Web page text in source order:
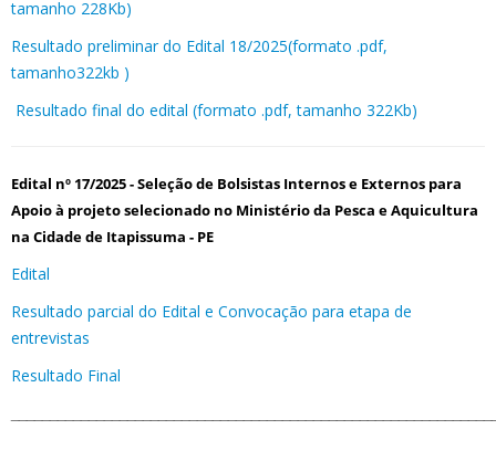
tamanho 228Kb)
Resultado preliminar do Edital 18/2025(formato .pdf,
tamanho322kb )
Resultado final do edital (formato .pdf, tamanho 322Kb)
Edital nº 17/2025 - Seleção de Bolsistas Internos e Externos para
Apoio à projeto selecionado no Ministério da Pesca e Aquicultura
na Cidade de Itapissuma - PE
Edital
Resultado parcial do Edital e Convocação para etapa de
entrevistas
Resultado Final